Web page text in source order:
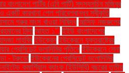
বাংলাদেশ পার্টির (এবি পার্টি) সদস্যসচিব মজিবুর
কারখানা পেল পরিবেশবান্ধব স্বীকৃতি
গরুর মাংস খাওয়া নিষিদ্ধ আসিফ নজরুলের
নিন্দা আহত ১". ইইউ বাংলাদেশের
লাহবিব ইউক্রেন ইউক্রেনে যুক্তরাষ্ট্রের
প্রেসিডেন্ট ভ্লাদিমির পুতিনে ইউক্রেনে সেনা
- ট্রুডো ইউক্রেনের প্রেসিডেন্ট ভলোদিমির
কমার্শিয়াল ব্যাংক (ইউসিবি) বছরের তৃতীয়